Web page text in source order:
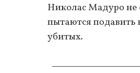
Николас Мадуро не
пытаются подавить
убитых.